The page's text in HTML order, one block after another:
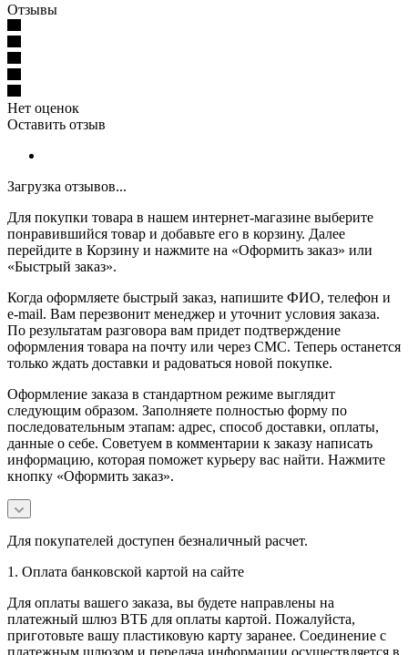
Отзывы
Нет оценок
Оставить отзыв
Загрузка отзывов...
Для покупки товара в нашем интернет-магазине выберите
понравившийся товар и добавьте его в корзину. Далее
перейдите в Корзину и нажмите на «Оформить заказ» или
«Быстрый заказ».
Когда оформляете быстрый заказ, напишите ФИО, телефон и
e-mail. Вам перезвонит менеджер и уточнит условия заказа.
По результатам разговора вам придет подтверждение
оформления товара на почту или через СМС. Теперь останется
только ждать доставки и радоваться новой покупке.
Оформление заказа в стандартном режиме выглядит
следующим образом. Заполняете полностью форму по
последовательным этапам: адрес, способ доставки, оплаты,
данные о себе. Советуем в комментарии к заказу написать
информацию, которая поможет курьеру вас найти. Нажмите
кнопку «Оформить заказ».
Для покупателей доступен безналичный расчет.
1. Оплата банковской картой на сайте
Для оплаты вашего заказа, вы будете направлены на
платежный шлюз ВТБ для оплаты картой. Пожалуйста,
приготовьте вашу пластиковую карту заранее. Соединение с
платежным шлюзом и передача информации осуществляется в